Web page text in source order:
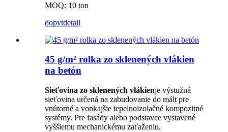
MOQ: 10 ton
dopytdetail
45 g/m² rolka zo sklenených vlákien
na betón
Sieťovina zo sklenených vlákienje výstužná
sieťovina určená na zabudovanie do mált pre
vnútorné a vonkajšie tepelnoizolačné kompozitné
systémy. Pre fasády alebo podstavce vystavené
vyššiemu mechanickému zaťaženiu.